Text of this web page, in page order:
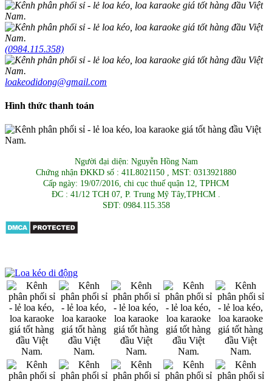
(0984.115.358)
loakeodidong@gmail.com
Hình thức thanh toán
Người đại diện: Nguyễn Hồng Nam
Chứng nhận ĐKKD số : 41L8021150 , MST: 0313921880
Cấp ngày: 19/07/2016, chi cục thuế quận 12, TPHCM
ĐC : 41/12 TCH 07, P. Trung Mỹ Tây,TPHCM .
SĐT: 0984.115.358